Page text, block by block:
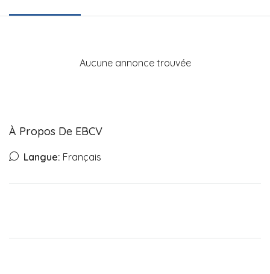
Aucune annonce trouvée
À Propos De EBCV
Langue: Français